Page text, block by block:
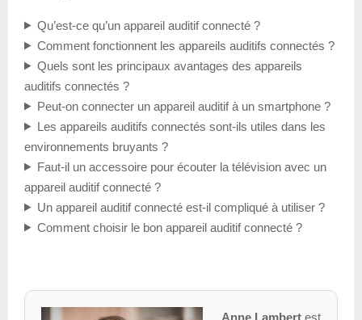
Qu’est-ce qu’un appareil auditif connecté ?
Comment fonctionnent les appareils auditifs connectés ?
Quels sont les principaux avantages des appareils
auditifs connectés ?
Peut-on connecter un appareil auditif à un smartphone ?
Les appareils auditifs connectés sont-ils utiles dans les
environnements bruyants ?
Faut-il un accessoire pour écouter la télévision avec un
appareil auditif connecté ?
Un appareil auditif connecté est-il compliqué à utiliser ?
Comment choisir le bon appareil auditif connecté ?
Anne Lambertest